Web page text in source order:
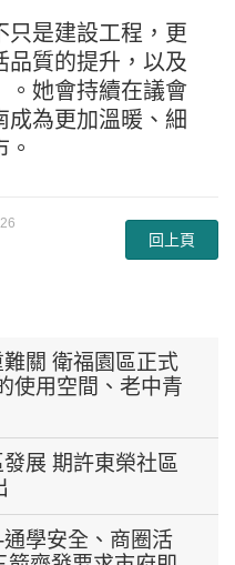
只是建設工程，更
品質的提升，以及
。她會持續在議會
成為更加溫暖、細
回上頁
關 衛福園區正式
使用空間、老中青
展 期許東榮社區
學安全、商圈活